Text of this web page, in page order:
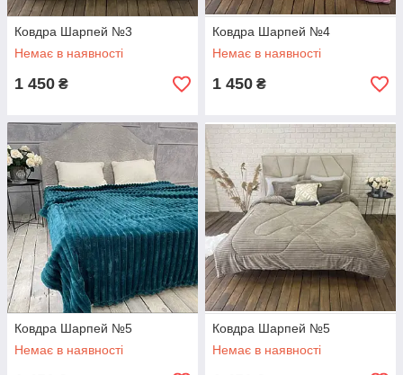
Ковдра Шарпей №3
Немає в наявності
1 450 ₴
Ковдра Шарпей №4
Немає в наявності
1 450 ₴
Ковдра Шарпей №5
Немає в наявності
Ковдра Шарпей №5
Немає в наявності